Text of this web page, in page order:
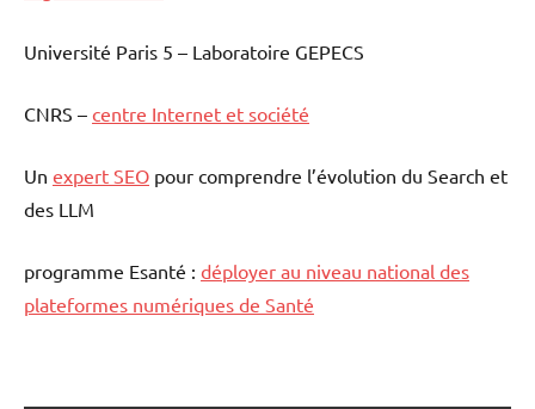
Université Paris 5 – Laboratoire GEPECS
CNRS – centre Internet et société
Un expert SEO pour comprendre l’évolution du Search et
des LLM
programme Esanté : déployer au niveau national des
plateformes numériques de Santé